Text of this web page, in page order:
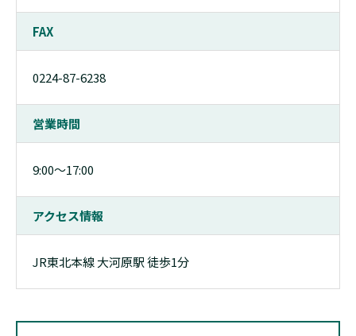
FAX
0224-87-6238
営業時間
9:00〜17:00
アクセス情報
JR東北本線 大河原駅 徒歩1分